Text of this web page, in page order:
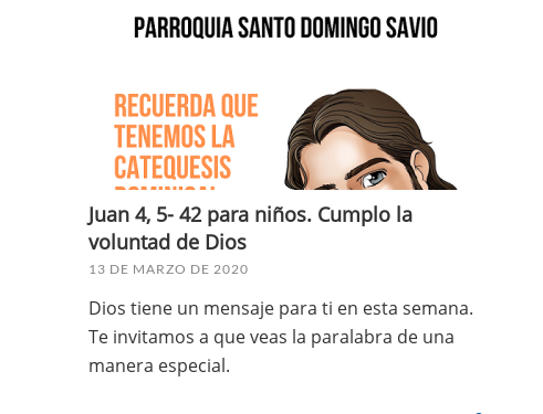
Juan 4, 5- 42 para niños. Cumplo la
voluntad de Dios
13 DE MARZO DE 2020
Dios tiene un mensaje para ti en esta semana.
Te invitamos a que veas la paralabra de una
manera especial.